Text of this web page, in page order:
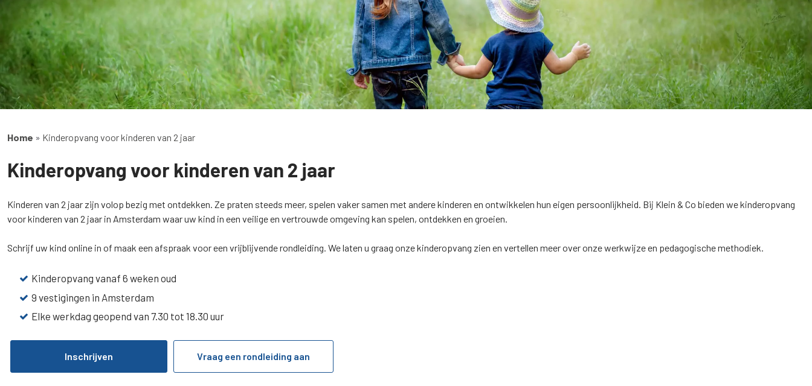
Home » Kinderopvang voor kinderen van 2 jaar
Kinderopvang voor kinderen van 2 jaar
Kinderen van 2 jaar zijn volop bezig met ontdekken. Ze praten steeds meer, spelen vaker samen met andere kinderen en ontwikkelen hun eigen persoonlijkheid. Bij Klein & Co bieden we kinderopvang
voor kinderen van 2 jaar in Amsterdam waar uw kind in een veilige en vertrouwde omgeving kan spelen, ontdekken en groeien.
Schrijf uw kind online in of maak een afspraak voor een vrijblijvende rondleiding. We laten u graag onze kinderopvang zien en vertellen meer over onze werkwijze en pedagogische methodiek.
Kinderopvang vanaf 6 weken oud
9 vestigingen in Amsterdam
Elke werkdag geopend van 7.30 tot 18.30 uur
Inschrijven Vraag een rondleiding aan